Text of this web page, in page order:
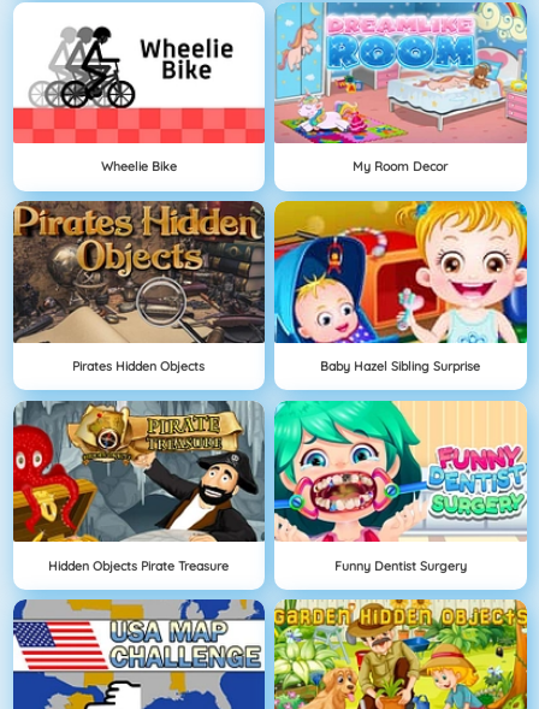
Wheelie Bike My Room Decor
Pirates Hidden Objects Baby Hazel Sibling Surprise
Hidden Objects Pirate Treasure Funny Dentist Surgery